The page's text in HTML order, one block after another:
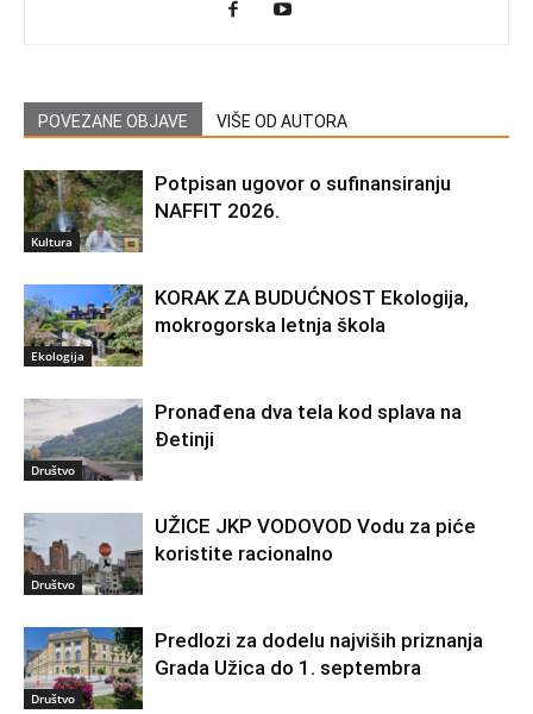
POVEZANE OBJAVE VIŠE OD AUTORA
Kultura
Potpisan ugovor o sufinansiranju
NAFFIT 2026.
Ekologija
KORAK ZA BUDUĆNOST Ekologija,
mokrogorska letnja škola
Društvo
Pronađena dva tela kod splava na
Đetinji
Društvo
UŽICE JKP VODOVOD Vodu za piće
koristite racionalno
Društvo
Predlozi za dodelu najviših priznanja
Grada Užica do 1. septembra